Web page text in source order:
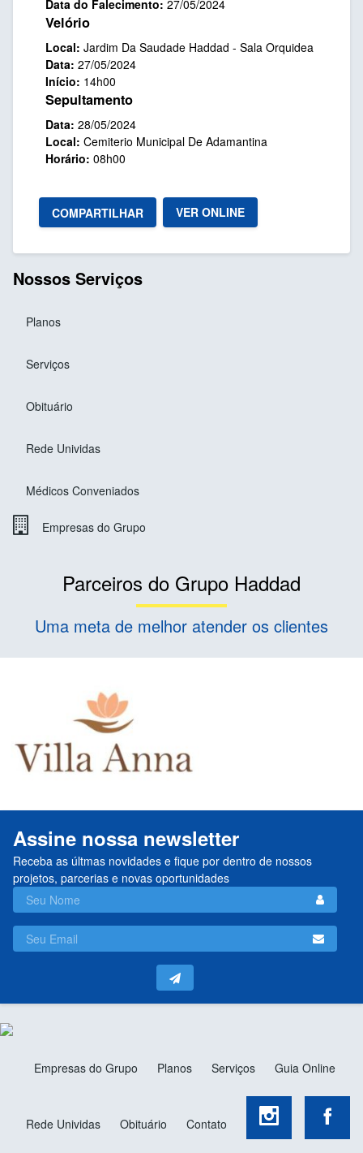
Data do Falecimento: 27/05/2024
Velório
Local: Jardim Da Saudade Haddad - Sala Orquidea
Data: 27/05/2024
Início: 14h00
Sepultamento
Data: 28/05/2024
Local: Cemiterio Municipal De Adamantina
Horário: 08h00
COMPARTILHAR VER ONLINE
Nossos Serviços
Planos
Serviços
Obituário
Rede Unividas
Médicos Conveniados
Empresas do Grupo
Parceiros do Grupo Haddad
Uma meta de melhor atender os clientes
Assine nossa newsletter
Receba as últmas novidades e fique por dentro de nossos
projetos, parcerias e novas oportunidades
Empresas do Grupo Planos Serviços Guia Online
Rede Unividas Obituário Contato